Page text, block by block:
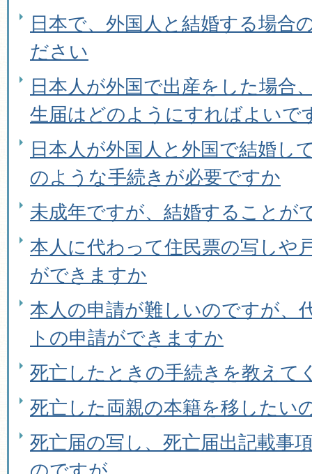
日本で、外国人と結婚する場合
ださい
日本人が外国で出産をした場合
生届はどのようにすればよいで
日本人が外国人と外国で結婚し
のような手続きが必要ですか
未成年ですが、結婚することが
本人に代わって住民票の写しや
ができますか
本人の申請が難しいのですが、
トの申請ができますか
死亡したときの手続きを教えて
死亡した両親の本籍を移したい
死亡届の写し、死亡届出記載事